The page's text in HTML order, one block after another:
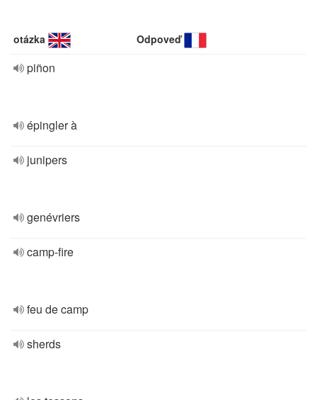
otázka Odpoveď
piñon
épingler à
junipers
genévriers
camp-fire
feu de camp
sherds